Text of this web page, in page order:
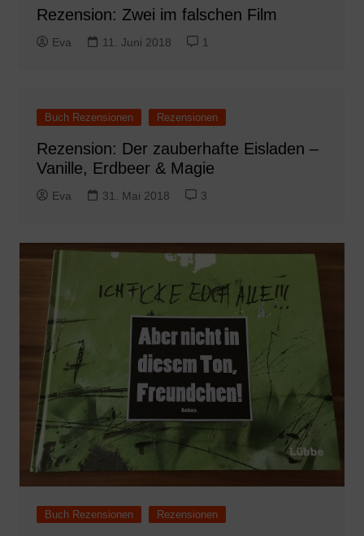
Rezension: Zwei im falschen Film
Eva 11. Juni 2018 1
Buch Rezensionen Rezensionen
Rezension: Der zauberhafte Eisladen –
Vanille, Erdbeer & Magie
Eva 31. Mai 2018 3
Buch Rezensionen Rezensionen